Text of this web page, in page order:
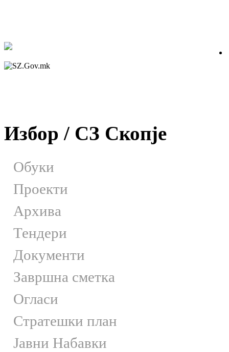
Избор / СЗ Скопје
Обуки
Проекти
Архива
Тендери
Документи
Завршна сметка
Огласи
Стратешки план
Јавни Набавки